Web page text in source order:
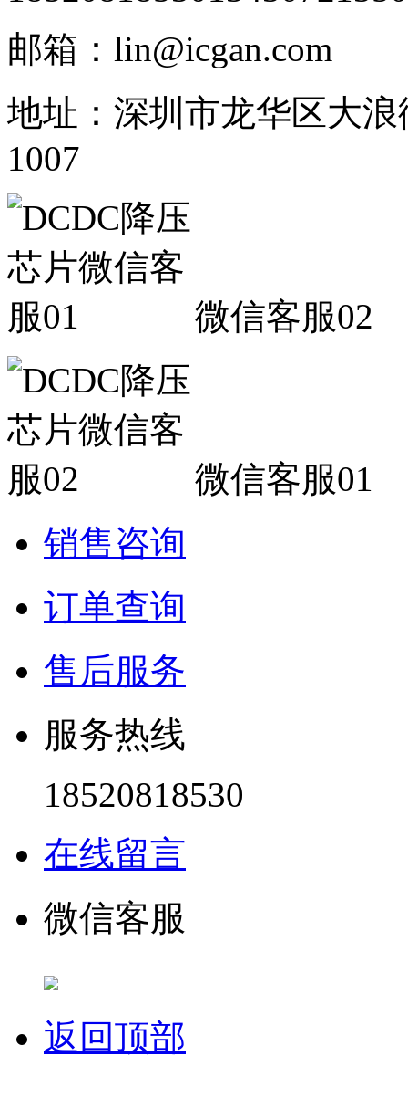
邮箱：lin@icgan.com
地址：深圳市龙华区大
1007
微信客服02
微信客服01
销售咨询
订单查询
售后服务
服务热线
18520818530
在线留言
微信客服
返回顶部